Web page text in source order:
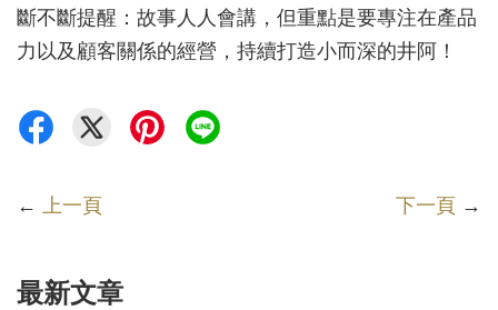
斷不斷提醒：故事人人會講，但重點是要專注在產品
力以及顧客關係的經營，持續打造小而深的井阿！
← 上一頁 下一頁 →
最新文章